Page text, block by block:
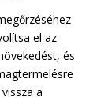
el az
és
a